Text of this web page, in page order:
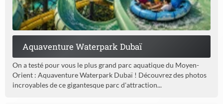
Aquaventure Waterpark Dubaï
On a testé pour vous le plus grand parc aquatique du Moyen-
Orient : Aquaventure Waterpark Dubaï ! Découvrez des photos
incroyables de ce gigantesque parc d'attraction...